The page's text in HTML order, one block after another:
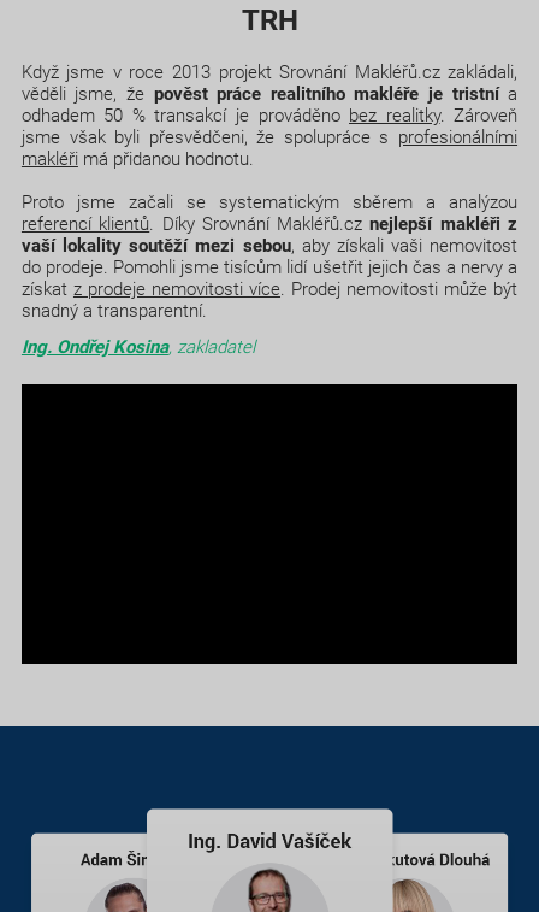
TRH
Když jsme v roce 2013 projekt Srovnání Makléřů.cz zakládali,
věděli jsme, že pověst práce realitního makléře je tristnía
odhadem 50 % transakcí je prováděno bez realitky. Zároveň
jsme však byli přesvědčeni, že spolupráce s profesionálními
makléřimá přidanou hodnotu.
Proto jsme začali se systematickým sběrem a analýzou
referencí klientů . Díky Srovnání Makléřů.cznejlepší makléři z
vaší lokality soutěží mezi sebou, aby získali vaši nemovitost
do prodeje. Pomohli jsme tisícům lidí ušetřit jejich čas a nervy a
získat z prodeje nemovitosti více . Prodej nemovitosti může být
snadný a transparentní.
Ing. Ondřej Kosina, zakladatel